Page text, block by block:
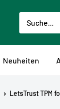
Neuheiten
LetsTrust TPM